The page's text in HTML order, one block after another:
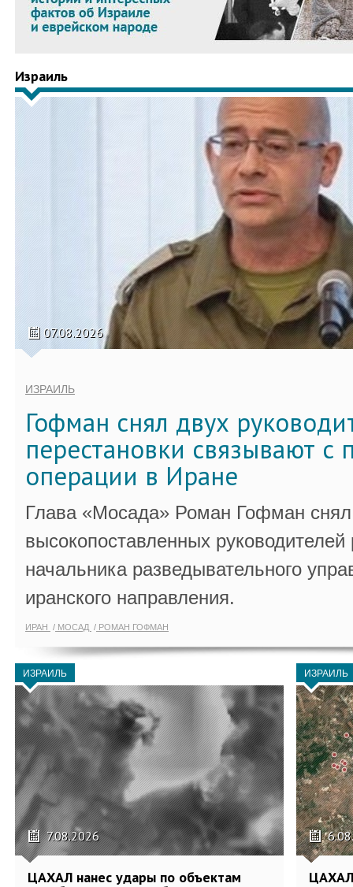
Израиль
07.08.2026
ИЗРАИЛЬ
Гофман снял двух
перестановки связывают с
операции в Иране
Глава «Мосада» Роман Гофман снял
высокопоставленных
начальника разведывательного
иранского направления.
ИРАН МОСАД РОМАН ГОФМАН
ИЗРАИЛЬ
7.08.2026
ЦАХАЛ нанес удары по объектам
ИЗРАИЛЬ